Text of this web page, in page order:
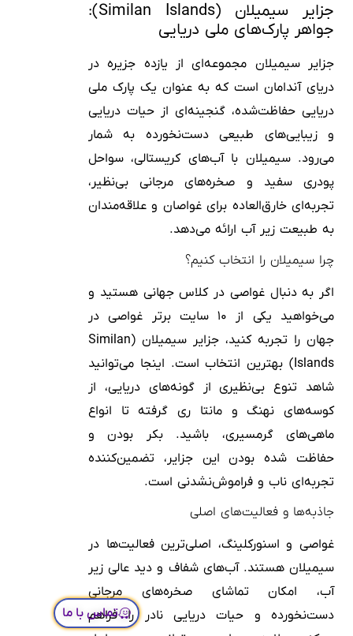
تماس با ما
جزایر سیمیلان (Similan Islands):
جواهر پارک‌های ملی دریایی
جزایر سیمیلان مجموعه‌ای از یازده جزیره در
دریای آندامان است که به عنوان یک پارک ملی
دریایی حفاظت‌شده، گنجینه‌ای از حیات دریایی
و زیبایی‌های طبیعی دست‌نخورده به شمار
می‌رود. سیمیلان با آب‌های کریستالی، سواحل
پودری سفید و صخره‌های مرجانی بی‌نظیر،
تجربه‌ای خارق‌العاده برای غواصان و علاقه‌مندان
به طبیعت زیر آب ارائه می‌دهد.
چرا سیمیلان را انتخاب کنیم؟
اگر به دنبال غواصی در کلاس جهانی هستید و
می‌خواهید یکی از ۱۰ سایت برتر غواصی در
جهان را تجربه کنید، جزایر سیمیلان (Similan
Islands) بهترین انتخاب است. اینجا می‌توانید
شاهد تنوع بی‌نظیری از گونه‌های دریایی، از
کوسه‌های نهنگ و مانتا ری گرفته تا انواع
ماهی‌های گرمسیری، باشید. بکر بودن و
حفاظت شده بودن این جزایر، تضمین‌کننده
تجربه‌ای ناب و فراموش‌نشدنی است.
جاذبه‌ها و فعالیت‌های اصلی
غواصی و اسنورکلینگ، اصلی‌ترین فعالیت‌ها در
سیمیلان هستند. آب‌های شفاف و دید عالی زیر
آب، امکان تماشای صخره‌های مرجانی
دست‌نخورده و حیات دریایی نادر را فراهم